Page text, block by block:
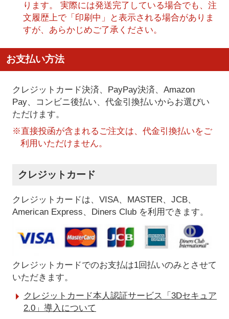
ります。 実際には発送完了している場合でも、注
文履歴上で「印刷中」と表示される場合がありま
すが、あらかじめご了承ください。
お支払い方法
クレジットカード決済、PayPay決済、Amazon
Pay、コンビニ後払い、代金引換払いからお選びい
ただけます。
※直接投函が含まれるご注文は、代金引換払いをご
利用いただけません。
クレジットカード
クレジットカードは、VISA、MASTER、JCB、
American Express、Diners Club を利用できます。
クレジットカードでのお支払は1回払いのみとさせて
いただきます。
クレジットカード本人認証サービス「3Dセキュア
2.0」導入について